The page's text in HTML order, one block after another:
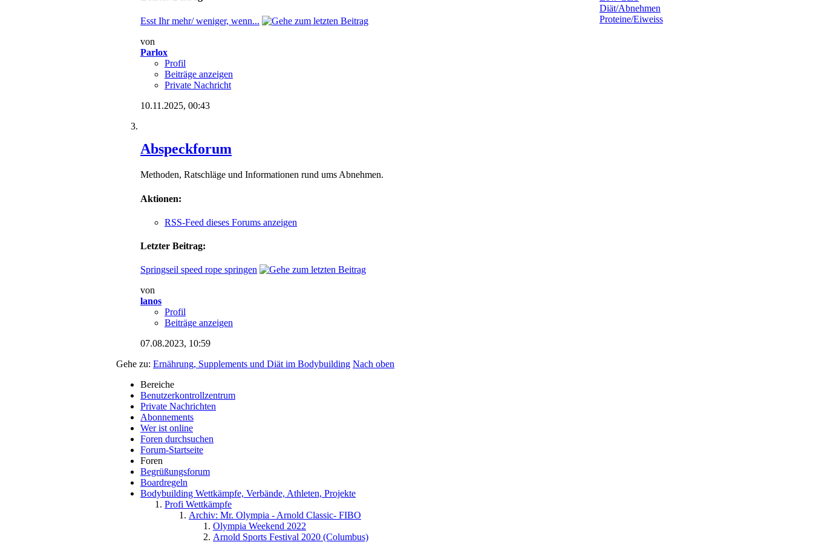
Esst Ihr mehr/ weniger, wenn...
von
Parlox
Profil
Beiträge anzeigen
Private Nachricht
10.11.2025, 00:43
Abspeckforum
Methoden, Ratschläge und Informationen rund ums Abnehmen.
Aktionen:
RSS-Feed dieses Forums anzeigen
Letzter Beitrag:
Springseil speed rope springen
von
lanos
Profil
Beiträge anzeigen
07.08.2023, 10:59
Gehe zu: Ernährung, Supplements und Diät im Bodybuilding Nach oben
Bereiche
Benutzerkontrollzentrum
Private Nachrichten
Abonnements
Wer ist online
Foren durchsuchen
Forum-Startseite
Foren
Begrüßungsforum
Boardregeln
Bodybuilding Wettkämpfe, Verbände, Athleten, Projekte
Profi Wettkämpfe
Archiv: Mr. Olympia - Arnold Classic- FIBO
Olympia Weekend 2022
Arnold Sports Festival 2020 (Columbus)
Diät/Abnehmen
Proteine/Eiweiss